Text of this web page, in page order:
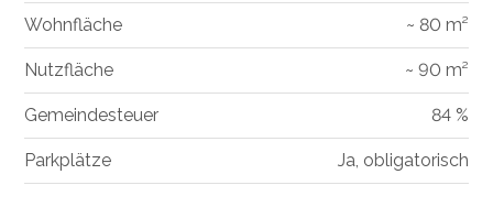
Wohnfläche ~ 80 m²
Nutzfläche ~ 90 m²
Gemeindesteuer 84 %
Parkplätze Ja, obligatorisch